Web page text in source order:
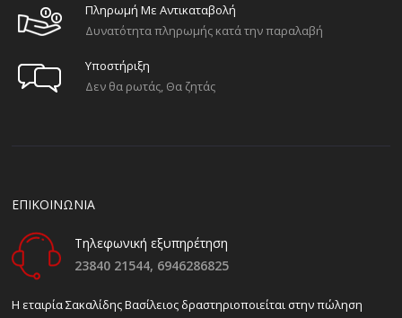
Πληρωμή Με Αντικαταβολή
Δυνατότητα πληρωμής κατά την παραλαβή
Υποστήριξη
Δεν θα ρωτάς, Θα ζητάς
ΕΠΙΚΟΙΝΩΝΙΑ
Τηλεφωνική εξυπηρέτηση
23840 21544, 6946286825
H εταιρία Σακαλίδης Βασίλειος δραστηριοποιείται στην πώληση